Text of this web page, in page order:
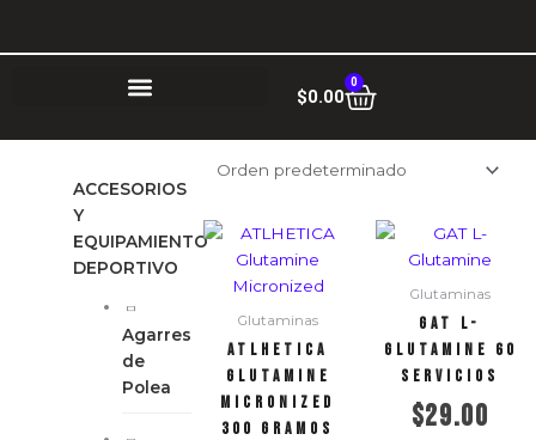
$0.00
0
Cart
ACCESORIOS
Y
EQUIPAMIENTO
DEPORTIVO
Agarres
de
Polea
Glutaminas
ATLHETICA
Glutamine
Micronized
300 gramos
Glutaminas
GAT L-
Glutamine 60
Servicios
$29.00